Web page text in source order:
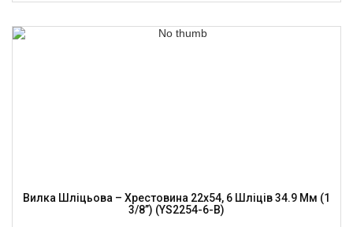
Вилка Шліцьова – Хрестовина 22х54, 6 Шліців 34.9 Мм (1
3/8”) (YS2254-6-B)